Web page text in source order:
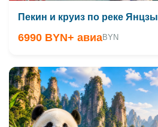
Пекин и круиз по реке Янцзы
6990 BYN+ авиаBYN